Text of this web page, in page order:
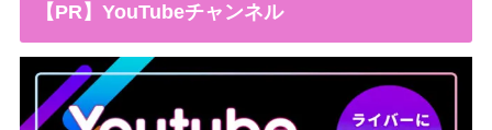
【PR】YouTubeチャンネル